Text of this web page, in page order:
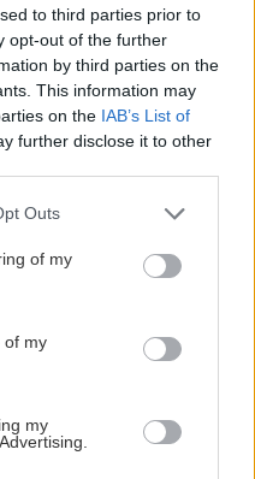
to third parties prior to
opt-out of the further
by third parties on the
This information may
on the IAB’s List of
further disclose it to other
uses one or more Google
You may click to
its third-party tags to
in below Google
Outs
of my
of my
my
θα σερβίρεις το
1-2 λεπτά στον
να
για περισσότερη ώρα.